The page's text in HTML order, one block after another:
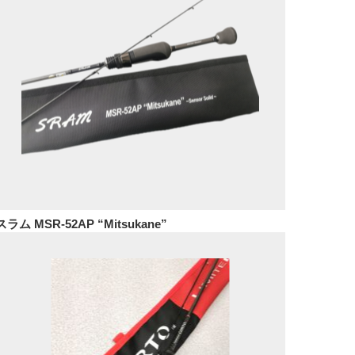
ラム MSR-52AP “Mitsukane”